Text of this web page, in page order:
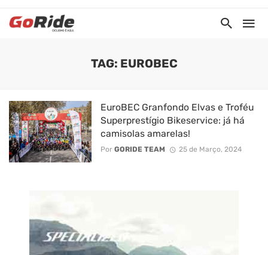
TAG: EUROBEC
EuroBEC Granfondo Elvas e Troféu
Superprestígio Bikeservice: já há
camisolas amarelas!
Por GORIDE TEAM 25 de Março, 2024